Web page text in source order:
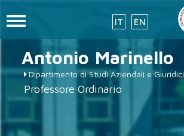
contenuto
principale
IT EN
Toggle
Antonio Marinello
Dipartimento di Studi Aziendali e Giuridici
Professore Ordinario